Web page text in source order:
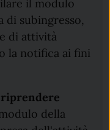
il modulo
di subingresso,
di attività
la notifica ai fini
riprendere
della